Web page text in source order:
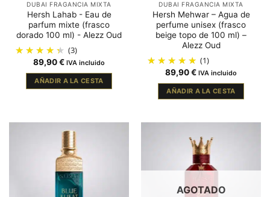
DUBAI FRAGANCIA MIXTA
Hersh Lahab - Eau de
parfum mixte (frasco
dorado 100 ml) - Alezz Oud
(3)
89,90€ IVA incluido
AÑADIR A LA CESTA
DUBAI FRAGANCIA MIXTA
Hersh Mehwar – Agua de
perfume unisex (frasco
beige topo de 100 ml) –
Alezz Oud
(1)
89,90€ IVA incluido
AÑADIR A LA CESTA
AGOTADO